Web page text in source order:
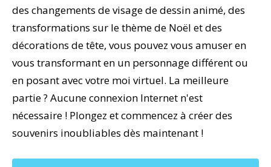
des changements de visage de dessin animé, des
transformations sur le thème de Noël et des
décorations de tête, vous pouvez vous amuser en
vous transformant en un personnage différent ou
en posant avec votre moi virtuel. La meilleure
partie ? Aucune connexion Internet n'est
nécessaire ! Plongez et commencez à créer des
souvenirs inoubliables dès maintenant !